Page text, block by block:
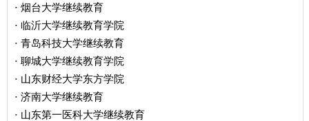
· 烟台大学继续教育
· 临沂大学继续教育学院
· 青岛科技大学继续教育
· 聊城大学继续教育学院
· 山东财经大学东方学院
· 济南大学继续教育
· 山东第一医科大学继续教育